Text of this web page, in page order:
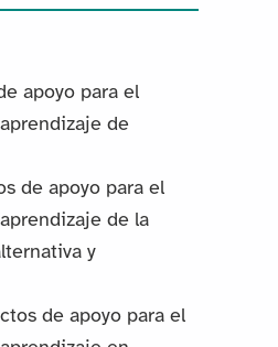
apoyo para el
de
de apoyo para el
de la
y
de apoyo para el